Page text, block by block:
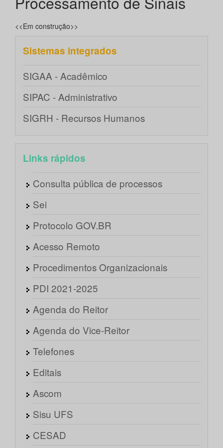
<<Em construção>>
Sistemas integrados
SIGAA - Acadêmico
SIPAC - Administrativo
SIGRH - Recursos Humanos
Links rápidos
Consulta pública de processos
Sei
Protocolo GOV.BR
Acesso Remoto
Procedimentos Organizacionais
PDI 2021-2025
Agenda do Reitor
Agenda do Vice-Reitor
Telefones
Editais
Ascom
Sisu UFS
CESAD